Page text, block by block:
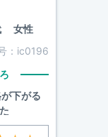
女性
： ic0196
下がる